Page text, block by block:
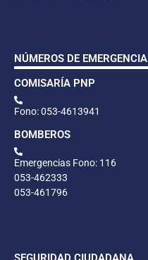
NÚMEROS DE EMERGENCIA
COMISARÍA PNP
Fono: 053-4613941
BOMBEROS
Emergencias Fono: 116
053-462333
053-461796